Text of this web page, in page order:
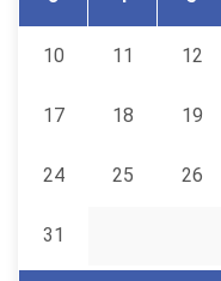
10 11 12
17 18 19
24 25 26
31